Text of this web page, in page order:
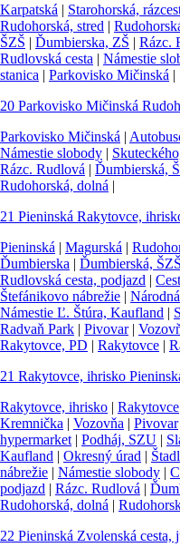
Karpatská | Starohorská,
Rudohorská, stred |
ŠZŠ | Ďumbierska, ZŠ | Rázc.
Rudlovská cesta | Námestie
stanica | Parkovisko Mičinská |
20 Parkovisko Mičinská
Parkovisko Mičinská |
Námestie slobody |
Rázc. Rudlová | Ďumbierská,
Rudohorská, dolná |
21 Pieninská Rakytovce,
Pieninská | Magurská |
Ďumbierska | Ďumbierská, ŠZŠ
Rudlovská cesta, podjazd |
Štefánikovo nábrežie | Národná
Námestie Ľ. Štúra, Kaufland |
Radvaň Park | Pivovar|
Rakytovce, PD | Rakytovce |
21 Rakytovce, ihrisko
Rakytovce, ihrisko | Rakytovce
Kremnička | Vozovňa | Pivovar
hypermarket | Podháj, SZU |
Kaufland | Okresný úrad |
nábrežie | Námestie slobody |
podjazd | Rázc. Rudlová |
Rudohorská, dolná |
22 Pieninská Zvolenská cesta,